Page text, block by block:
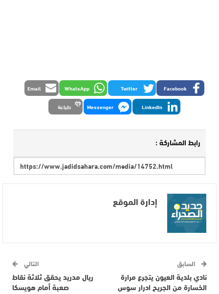
Facebook
Twitter
WhatsApp
Email
LinkedIn
Messenger طباعة
رابط المشاركة :
إدارة الموقع
السابق
نادي بلدية العيون يتجرع مرارة
الخسارة من الجريح ادرار سوس
التالي
ريال مدريد يحقق ثلاثة نقاط
صعبة أمام هويسكا